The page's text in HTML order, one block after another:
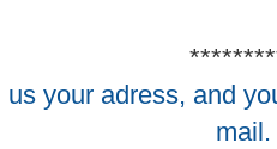
us your adress, and
mail.